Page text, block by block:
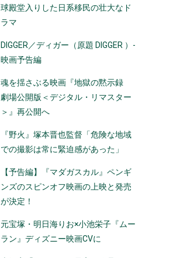
球殿堂入りした日系移民の壮大なド
ラマ
DIGGER／ディガー（原題 DIGGER ）-
映画予告編
魂を揺さぶる映画『地獄の黙示録
劇場公開版＜デジタル・リマスター
＞』再公開へ
『野火』塚本晋也監督「危険な地域
での撮影は常に緊迫感があった」
【予告編】『マダガスカル』ペンギ
ンズのスピンオフ映画の上映と発売
が決定！
元宝塚・明日海りお×小池栄子『ムー
ラン』ディズニー映画CVに